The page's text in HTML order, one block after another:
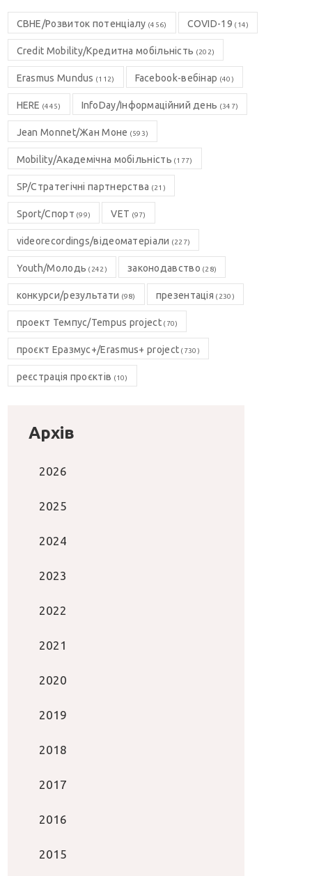
CBHE/Розвиток потенціалу (456) COVID-19 (14)
Credit Mobility/Кредитна мобільність (202)
Erasmus Mundus (112) Facebook-вебінар (40)
HERE (445) InfoDay/Інформаційний день (347)
Jean Monnet/Жан Моне (593)
Mobility/Академічна мобільність (177)
SP/Стратегічні партнерства (21)
Sport/Спорт (99) VET (97)
videorecordings/відеоматеріали (227)
Youth/Молодь (242) законодавство (28)
конкурси/результати (98) презентація (230)
проект Темпус/Tempus project(70)
проєкт Еразмус+/Erasmus+ project (730)
реєстрація проєктів (10)
Архів
2026
2025
2024
2023
2022
2021
2020
2019
2018
2017
2016
2015